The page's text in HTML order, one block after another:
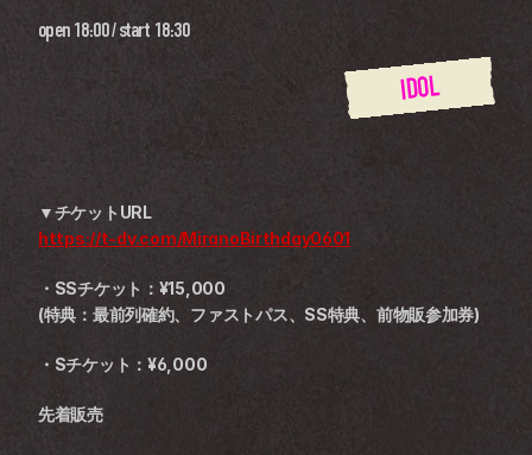
open 18:00 / start 18:30
IDOL
▼チケットURL
https://t-dv.com/MiranoBirthday0601
・SSチケット：¥15,000
(特典：最前列確約、ファストパス、SS特典、前物販参加券)
・Sチケット：¥6,000
先着販売